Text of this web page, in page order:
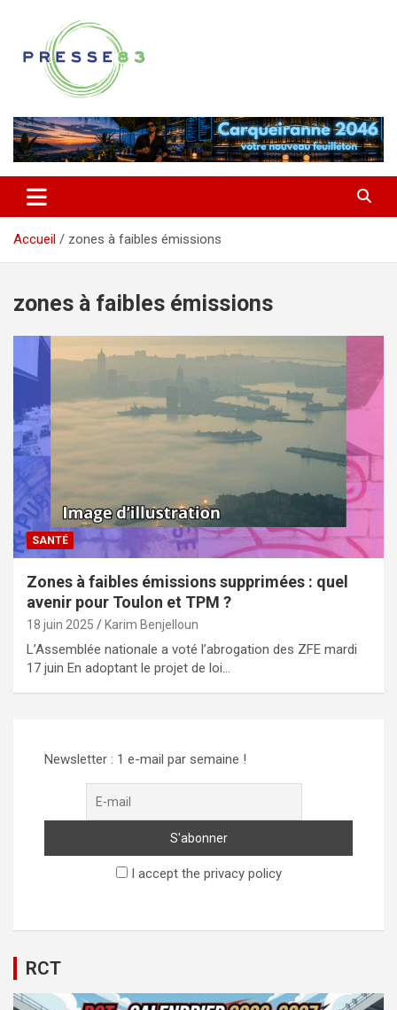
contenu
Presse 83
Accueil zones à faibles émissions
zones à faibles émissions
SANTÉ
Zones à faibles émissions supprimées : quel
avenir pour Toulon et TPM ?
18 juin 2025 Karim Benjelloun
L’Assemblée nationale a voté l’abrogation des ZFE mardi
17 juin En adoptant le projet de loi…
Newsletter : 1 e-mail par semaine !
I accept the privacy policy
RCT